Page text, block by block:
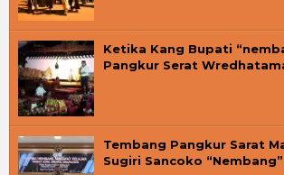
Ketika Kang Bupati
Pangkur Serat
Tembang Pangkur Sarat
Sugiri Sancoko